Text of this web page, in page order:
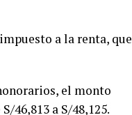
a la renta, que
el monto
46,813 a S/48,125.